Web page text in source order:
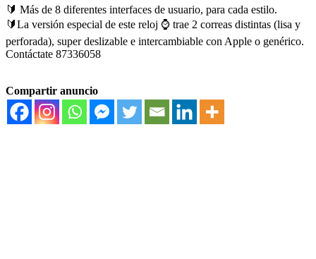
🔰 Más de 8 diferentes interfaces de usuario, para cada estilo.
🔰La versión especial de este reloj ⌚ trae 2 correas distintas (lisa y
perforada), super deslizable e intercambiable con Apple o genérico.
Contáctate 87336058
Compartir anuncio